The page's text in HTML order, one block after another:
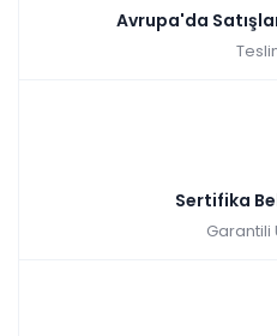
Avrupa'da
Sertifika
Garantili